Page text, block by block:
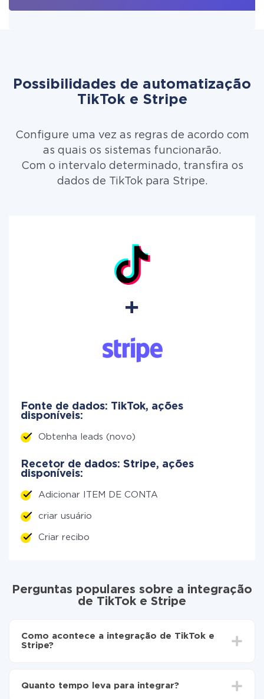
Possibilidades de automatização
TikTok e Stripe
Configure uma vez as regras de acordo com
as quais os sistemas funcionarão.
Com o intervalo determinado, transfira os
dados de TikTok para Stripe.
Fonte de dados: TikTok, ações
disponíveis:
Obtenha leads (novo)
Recetor de dados: Stripe, ações
disponíveis:
Adicionar ITEM DE CONTA
criar usuário
Criar recibo
Perguntas populares sobre a integração
de TikTok e Stripe
Como acontece a integração de TikTok e
Stripe?
Ative a atualização automática
Quanto tempo leva para integrar?